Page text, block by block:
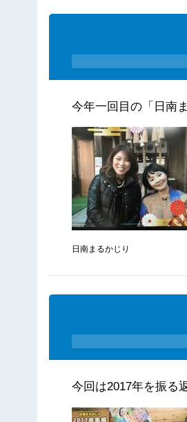
今年一回目の「日南
日南まるかじり
今回は2017年を振る